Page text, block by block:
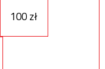
100 zł